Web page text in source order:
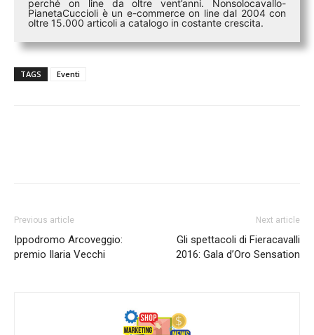
perché on line da oltre vent’anni. Nonsolocavallo-
PianetaCuccioli è un e-commerce on line dal 2004 con
oltre 15.000 articoli a catalogo in costante crescita.
TAGS Eventi
Previous article
Ippodromo Arcoveggio:
premio Ilaria Vecchi
Next article
Gli spettacoli di Fieracavalli
2016: Gala d’Oro Sensation